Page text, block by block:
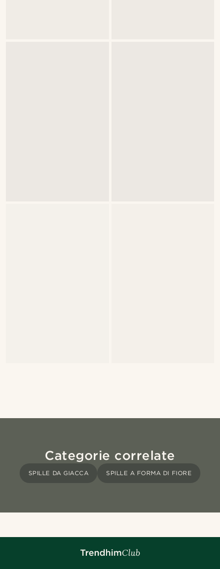
Categorie correlate
SPILLE DA GIACCA SPILLE A FORMA DI FIORE